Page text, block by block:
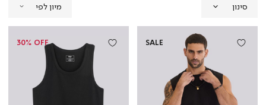
סינון
SALE
30% OFF